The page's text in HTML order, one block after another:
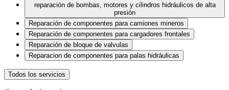
reparación de bombas, motores y cilindros hidráulicos de alta
presión
Reparación de componentes para camiones mineros
Reparación de componentes para cargadores frontales
Reparación de bloque de valvulas
Reparacion de componentes para palas hidráulicas
Todos los servicios